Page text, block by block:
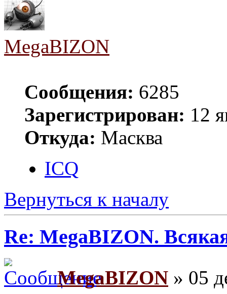
MegaBIZON
Сообщения: 6285
Зарегистрирован: 12
Откуда: Масква
ICQ
Вернуться к началу
Re: MegaBIZON.
MegaBIZON » 05